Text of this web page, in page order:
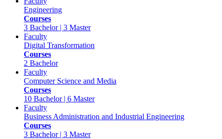
Engineering
Courses
3 Bachelor | 3 Master
Faculty
Digital Transformation
Courses
2 Bachelor
Faculty
Computer Science and Media
Courses
10 Bachelor | 6 Master
Faculty
Business Administration and Industrial Engineering
Courses
3 Bachelor | 3 Master